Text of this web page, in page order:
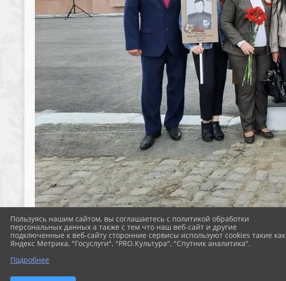
Пользуясь нашим сайтом, вы соглашаетесь с политикой обработки
персональных данных а также с тем что наш веб-сайт и другие
подключенные к веб-сайту сторонние сервисы используют cookies такие как
Яндекс Метрика, "Госуслуги", "PRO.Культура", "Спутник аналитика".
Подробнее